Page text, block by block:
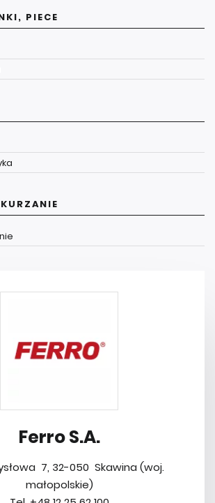
PIECE
Ferro S.A.
7, 32-050 Skawina (woj.
małopolskie)